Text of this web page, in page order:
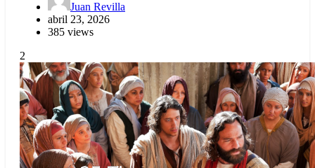
Juan Revilla
abril 23, 2026
385 views
2